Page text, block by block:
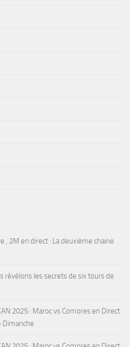
, 2M en direct : La deuxième chaine
révélons les secrets de six tours de
2025 : Maroc vs Comores en Direct
Dimanche